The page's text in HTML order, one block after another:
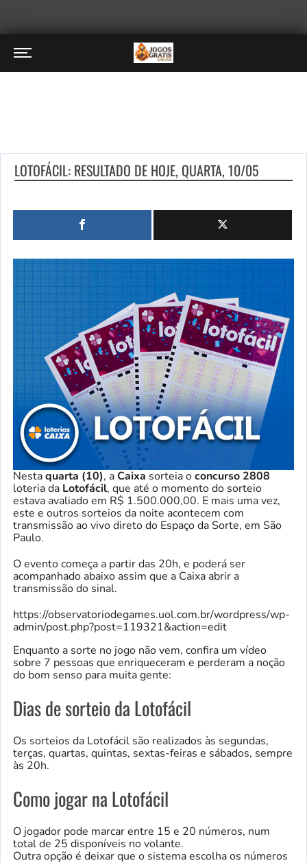
LOTOFÁCIL: RESULTADO DE HOJE, QUARTA, 10/05
Nestaquarta (10), aCaixa sorteia oconcurso 2808
loteria da Lotofácil, que até o momento do sorteio
estava avaliado em R$ 1.500.000,00. E mais uma vez,
este e outros sorteios da noite acontecem com
transmissão ao vivo direto do Espaço da Sorte, em São
Paulo.
O evento começa a partir das 20h, e poderá ser
acompanhado abaixo assim que a Caixa abrir a
transmissão do sinal.
https://observatoriodegames.uol.com.br/wordpress/wp-
admin/post.php?post=119321&action=edit
Enquanto a sorte no jogo não vem, confira um vídeo
sobre 7 pessoas que enriqueceram e perderam a noção
do bom senso para muita gente:
Dias de sorteio da Lotofácil
Os sorteios da Lotofácil são realizados às segundas,
terças, quartas, quintas, sextas-feiras e sábados, sempre
às 20h.
Como jogar na Lotofácil
O jogador pode marcar entre 15 e 20 números, num
total de 25 disponíveis no volante.
Outra opção é deixar que o sistema escolha os números